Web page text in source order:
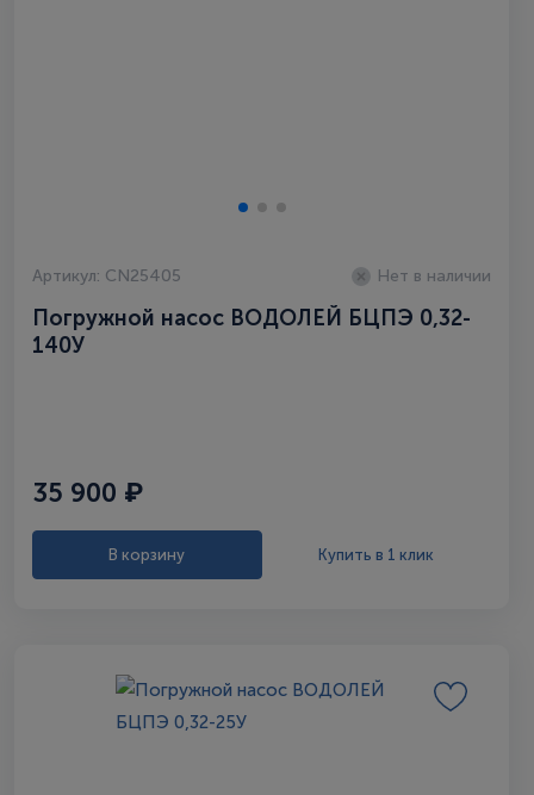
Артикул: CN25405 Нет в наличии
Погружной насос ВОДОЛЕЙ БЦПЭ 0,32-
140У
35 900 ₽
В корзину Купить в 1 клик